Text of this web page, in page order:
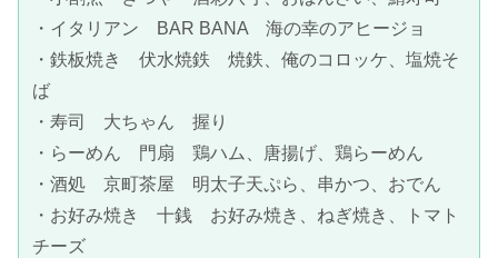
・イタリアン BAR BANA 海の幸のアヒージョ
・鉄板焼き 伏水焼鉄 焼鉄、俺のコロッケ、塩焼そ
ば
・寿司 大ちゃん 握り
・らーめん 門扇 鶏ハム、唐揚げ、鶏らーめん
・酒処 京町茶屋 明太子天ぷら、串かつ、おでん
・お好み焼き 十銭 お好み焼き、ねぎ焼き、トマト
チーズ